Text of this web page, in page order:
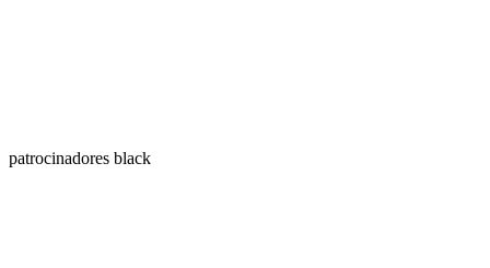
patrocinadores black